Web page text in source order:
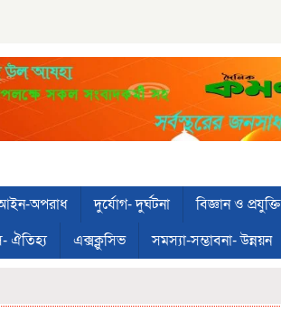
অপরাধ দুর্যোগ- দুর্ঘটনা বিজ্ঞান ও প্রযুক্তি
ঐতিহ্য এক্সক্লুসিভ সমস্যা-সম্ভাবনা- উন্নয়ন